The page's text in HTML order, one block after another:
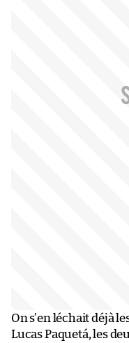
On s’en léchait déjà
Lucas Paquetá, les